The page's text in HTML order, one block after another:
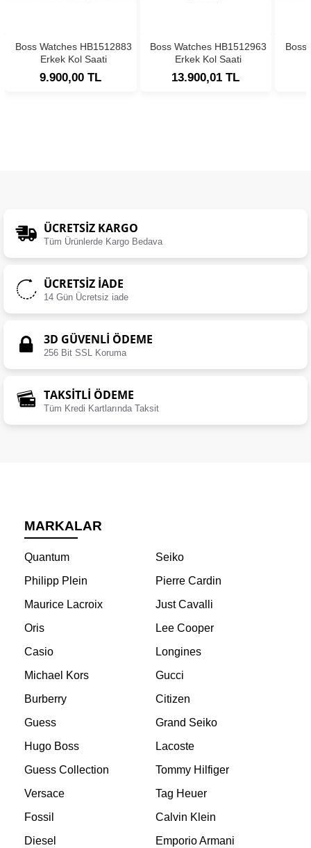
Boss Watches HB1512883
Erkek Kol Saati
9.900,00 TL
Boss Watches HB1512963
Erkek Kol Saati
13.900,01 TL
Boss
ÜCRETSIZ KARGO
Tüm Ürünlerde Kargo Bedava
ÜCRETSIZ İADE
14 Gün Ücretsiz iade
3D GÜVENLİ ÖDEME
256 Bit SSL Koruma
TAKSİTLİ ÖDEME
Tüm Kredi Kartlarında Taksit
MARKALAR
Quantum
Seiko
Philipp Plein
Pierre Cardin
Maurice Lacroix
Just Cavalli
Oris
Lee Cooper
Casio
Longines
Michael Kors
Gucci
Burberry
Citizen
Guess
Grand Seiko
Hugo Boss
Lacoste
Guess Collection
Tommy Hilfiger
Versace
Tag Heuer
Fossil
Calvin Klein
Diesel
Emporio Armani